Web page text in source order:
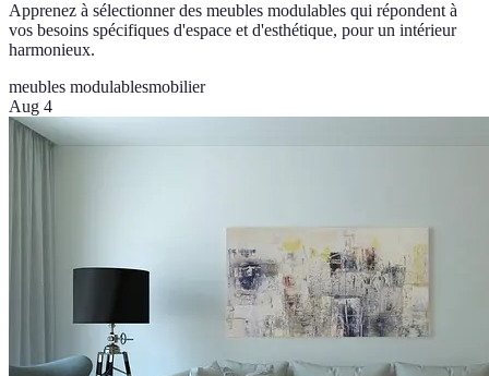
Apprenez à sélectionner des meubles modulables qui répondent à
vos besoins spécifiques d'espace et d'esthétique, pour un intérieur
harmonieux.
meubles modulablesmobilier
Aug 4